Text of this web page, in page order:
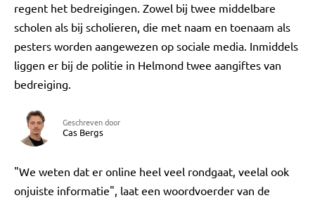
regent het bedreigingen. Zowel bij twee middelbare
scholen als bij scholieren, die met naam en toenaam als
pesters worden aangewezen op sociale media. Inmiddels
liggen er bij de politie in Helmond twee aangiftes van
bedreiging.
Geschreven door
Cas Bergs
"We weten dat er online heel veel rondgaat, veelal ook
onjuiste informatie", laat een woordvoerder van de